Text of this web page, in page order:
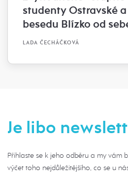
studenty Ostravské
besedu Blízko od
LADA ČECHÁČKOVÁ
Je libo
Přihlaste se k jeho odběru a my vám
výčet toho nejdůležitějšího, co se u